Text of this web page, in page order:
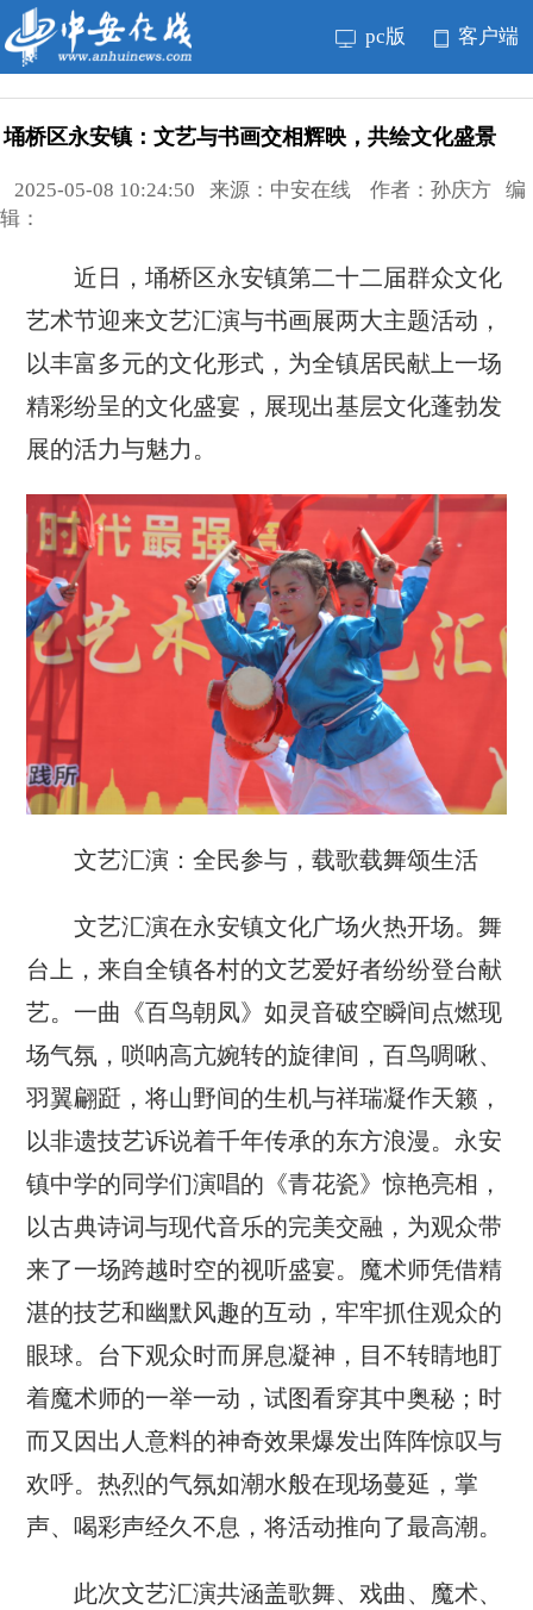
pc版 客户端
埇桥区永安镇：文艺与书画交相辉映，共绘文化盛景
2025-05-08 10:24:50 来源：中安在线 作者：孙庆方 编
辑：
近日，埇桥区永安镇第二十二届群众文化
艺术节迎来文艺汇演与书画展两大主题活动，
以丰富多元的文化形式，为全镇居民献上一场
精彩纷呈的文化盛宴，展现出基层文化蓬勃发
展的活力与魅力。
文艺汇演：全民参与，载歌载舞颂生活
文艺汇演在永安镇文化广场火热开场。舞
台上，来自全镇各村的文艺爱好者纷纷登台献
艺。一曲《百鸟朝凤》如灵音破空瞬间点燃现
场气氛，唢呐高亢婉转的旋律间，百鸟啁啾、
羽翼翩跹，将山野间的生机与祥瑞凝作天籁，
以非遗技艺诉说着千年传承的东方浪漫。永安
镇中学的同学们演唱的《青花瓷》惊艳亮相，
以古典诗词与现代音乐的完美交融，为观众带
来了一场跨越时空的视听盛宴。魔术师凭借精
湛的技艺和幽默风趣的互动，牢牢抓住观众的
眼球。台下观众时而屏息凝神，目不转睛地盯
着魔术师的一举一动，试图看穿其中奥秘；时
而又因出人意料的神奇效果爆发出阵阵惊叹与
欢呼。热烈的气氛如潮水般在现场蔓延，掌
声、喝彩声经久不息，将活动推向了最高潮。
此次文艺汇演共涵盖歌舞、戏曲、魔术、